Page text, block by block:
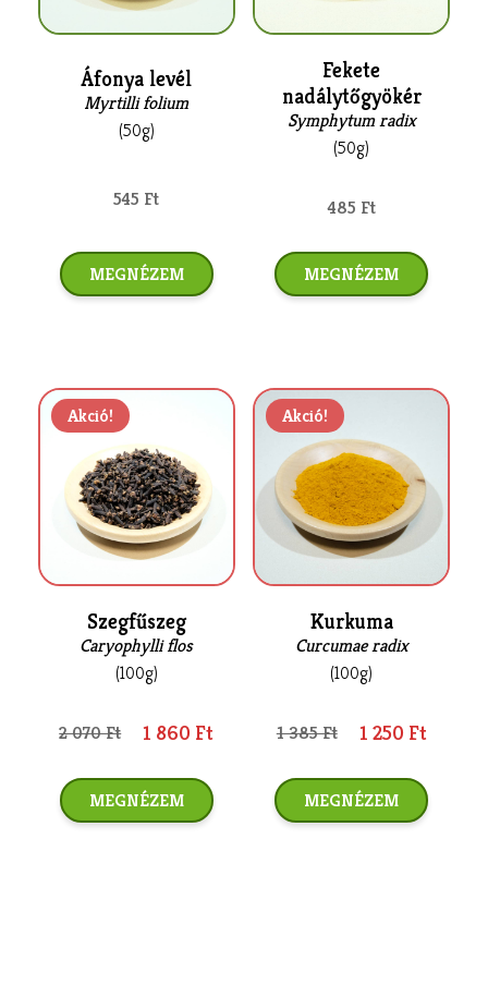
Áfonya levél
Myrtilli folium
(50g)
545 Ft
MEGNÉZEM
Fekete
nadálytőgyökér
Symphytum radix
(50g)
485 Ft
MEGNÉZEM
Akció!
Szegfűszeg
Caryophylli flos
(100g)
2 070 Ft 1 860 Ft
MEGNÉZEM
Akció!
Kurkuma
Curcumae radix
(100g)
1 385 Ft 1 250 Ft
MEGNÉZEM